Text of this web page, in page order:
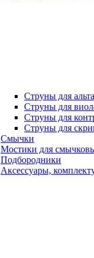
Струны для альта
Струны для
Струны для
Струны для
Смычки
Мостики для
Подбородники
Аксеcсуары,